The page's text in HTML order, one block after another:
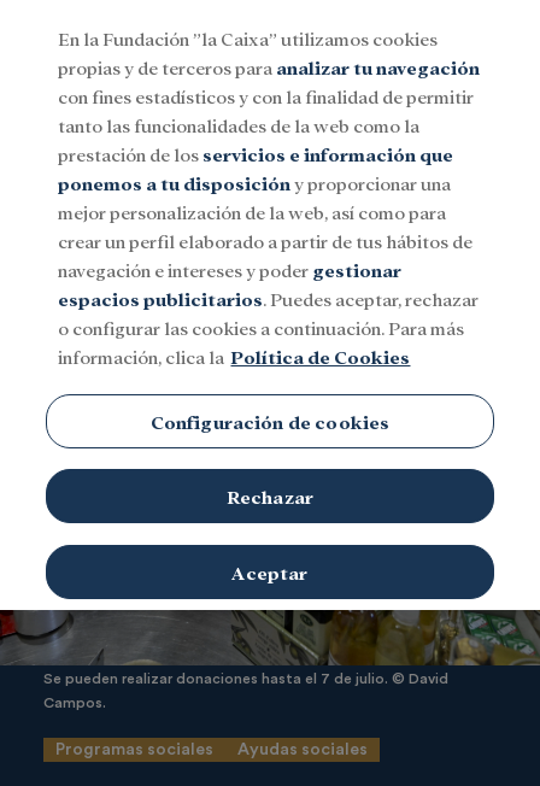
Menu
SocialInvestigación y becasCultura
Se pueden realizar donaciones hasta el 7 de julio. © David
Campos.
Programas sociales Ayudas sociales
En la Fundación ”la Caixa” utilizamos cookies
propias y de terceros para analizar tu navegación
con fines estadísticos y con la finalidad de permitir
tanto las funcionalidades de la web como la
prestación de los servicios e información que
ponemos a tu disposición y proporcionar una
mejor personalización de la web, así como para
crear un perfil elaborado a partir de tus hábitos de
navegación e intereses y poder gestionar
espacios publicitarios. Puedes aceptar, rechazar
o configurar las cookies a continuación. Para más
información, clica la Política de Cookies
Configuración de cookies
Rechazar
Aceptar